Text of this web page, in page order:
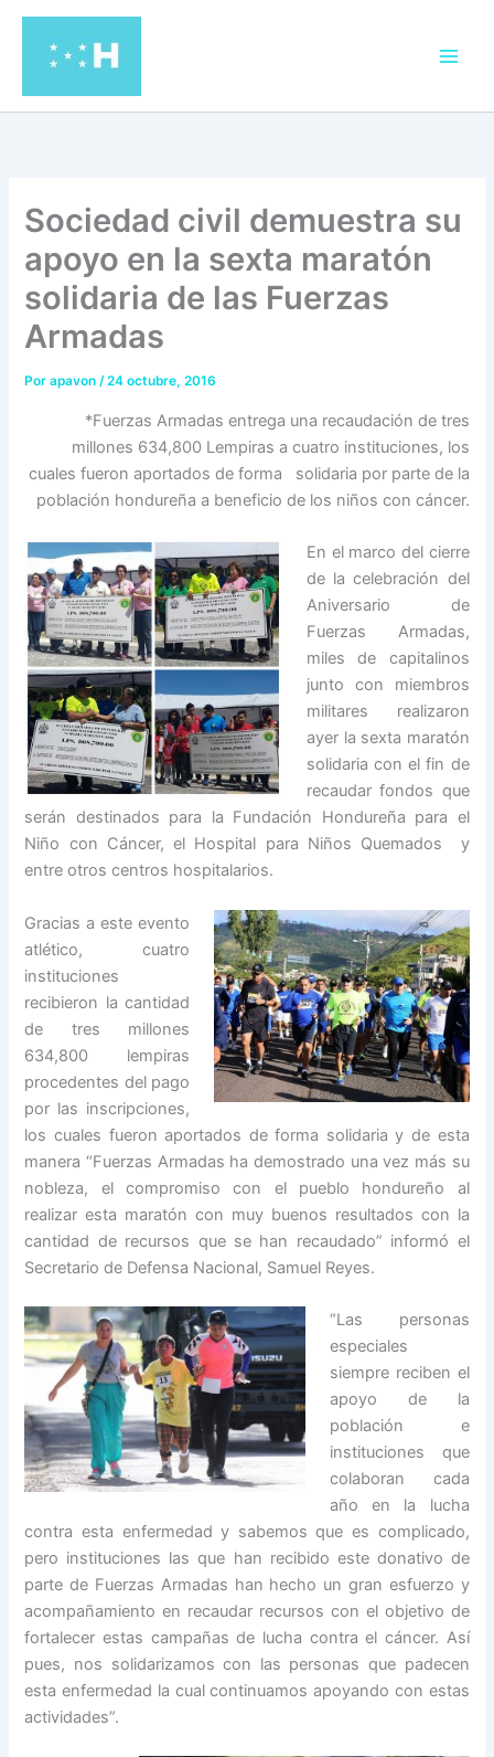
contenido
Sociedad civil demuestra su
apoyo en la sexta maratón
solidaria de las Fuerzas
Armadas
Porapavon/24 octubre, 2016
*Fuerzas Armadas entrega una recaudación de tres
millones 634,800 Lempiras a cuatro instituciones, los
cuales fueron aportados de forma solidaria por parte de la
población hondureña a beneficio de los niños con cáncer.
En el marco del cierre
de la celebración del
Aniversario de
Fuerzas Armadas,
miles de capitalinos
junto con miembros
militares realizaron
ayer la sexta maratón
solidaria con el fin de
recaudar fondos que
serán destinados para la Fundación Hondureña para el
Niño con Cáncer, el Hospital para Niños Quemados y
entre otros centros hospitalarios.
Gracias a este evento
atlético, cuatro
instituciones
recibieron la cantidad
de tres millones
634,800 lempiras
procedentes del pago
por las inscripciones,
los cuales fueron aportados de forma solidaria y de esta
manera “Fuerzas Armadas ha demostrado una vez más su
nobleza, el compromiso con el pueblo hondureño al
realizar esta maratón con muy buenos resultados con la
cantidad de recursos que se han recaudado” informó el
Secretario de Defensa Nacional, Samuel Reyes.
“Las personas
especiales
siempre reciben el
apoyo de la
población e
instituciones que
colaboran cada
año en la lucha
contra esta enfermedad y sabemos que es complicado,
pero instituciones las que han recibido este donativo de
parte de Fuerzas Armadas han hecho un gran esfuerzo y
acompañamiento en recaudar recursos con el objetivo de
fortalecer estas campañas de lucha contra el cáncer. Así
pues, nos solidarizamos con las personas que padecen
esta enfermedad la cual continuamos apoyando con estas
actividades”.